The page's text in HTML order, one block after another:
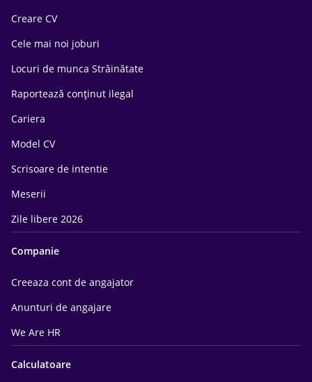
Creare CV
Cele mai noi joburi
Locuri de munca Străinătate
Raportează conținut ilegal
Cariera
Model CV
Scrisoare de intentie
Meserii
Zile libere 2026
Companie
Creeaza cont de angajator
Anunturi de angajare
We Are HR
Calculatoare